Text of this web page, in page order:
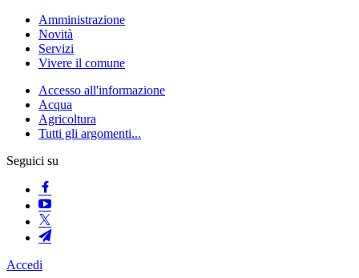
Amministrazione
Novità
Servizi
Vivere il comune
Accesso all'informazione
Acqua
Agricoltura
Tutti gli argomenti...
Seguici su
Accedi